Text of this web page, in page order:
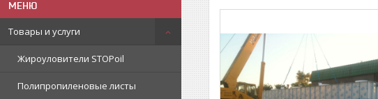
Товары и услуги
Жироуловители STOPoil
Полипропиленовые листы